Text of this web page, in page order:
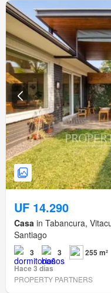
UF 14.290
Casa in Tabancura,
Santiago
3 3
255 m²
Hace 3 días
PROPERTY PARTNERS